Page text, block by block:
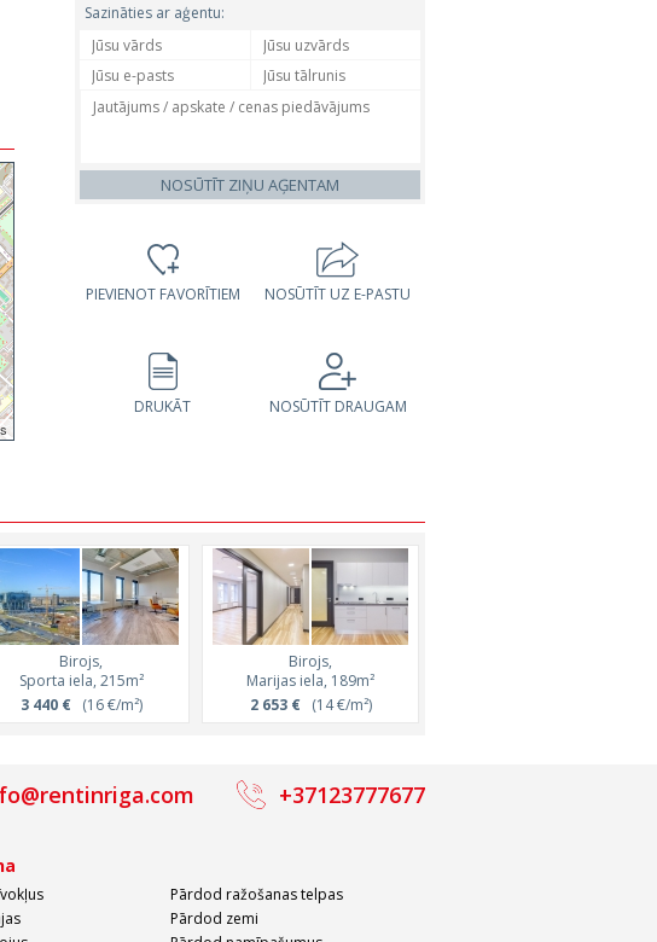
Sazināties ar aģentu:
NOSŪTĪT ZIŅU AĢENTAM
PIEVIENOT FAVORĪTIEM NOSŪTĪT UZ E-PASTU
DRUKĀT NOSŪTĪT DRAUGAM
Birojs,
Sporta iela, 215m²
3 440 €(16 €/m²)
Birojs,
Marijas iela, 189m²
2 653 €(14 €/m²)
+37123777677
Pārdod ražošanas telpas
Pārdod zemi